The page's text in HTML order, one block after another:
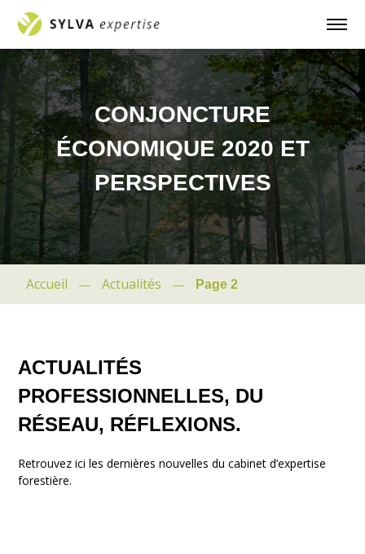
CONJONCTURE
ÉCONOMIQUE 2020 ET
PERSPECTIVES
Accueil — Actualités — Page 2
ACTUALITÉS
PROFESSIONNELLES, DU
RÉSEAU, RÉFLEXIONS.
Retrouvez ici les dernières nouvelles du cabinet d’expertise
forestière.